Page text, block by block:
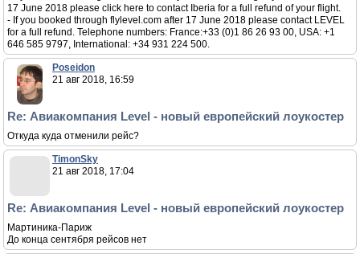
17 June 2018 please click here to contact Iberia for a full refund of your flight.
- If you booked through flylevel.com after 17 June 2018 please contact LEVEL
for a full refund. Telephone numbers: France:+33 (0)1 86 26 93 00, USA: +1
646 585 9797, International: +34 931 224 500.
Poseidon
21 авг 2018, 16:59
Re: Авиакомпания Level - новый европейский лоукостер
Откуда куда отменили рейс?
TimonSky
21 авг 2018, 17:04
Re: Авиакомпания Level - новый европейский лоукостер
Мартиника-Париж
До конца сентября рейсов нет